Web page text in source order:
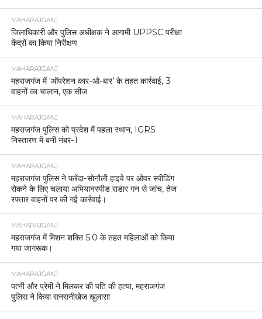
MAHARAJGANJ
जिलाधिकारी और पुलिस अधीक्षक ने आगामी UPPSC परीक्षा
केंद्रों का किया निरीक्षण
MAHARAJGANJ
महराजगंज में ‘ऑपरेशन कार-ओ-बार’ के तहत कार्रवाई, 3
वाहनों का चालान, एक सीज
MAHARAJGANJ
महराजगंज पुलिस को प्रदेश में पहला स्थान, IGRS
निस्तारण में बनी नंबर-1
MAHARAJGANJ
महराजगंज पुलिस ने फरेंदा-सोनौली हाइवे पर ओवर स्पीडिंग
रोकने के लिए चलाया अभियानस्पीड राडार गन से जांच, तेज
रफ्तार वाहनों पर की गई कार्रवाई।
MAHARAJGANJ
महराजगंज में मिशन शक्ति 5.0 के तहत महिलाओं को किया
गया जागरूक।
MAHARAJGANJ
पत्नी और प्रेमी ने मिलकर की पति की हत्या, महराजगंज
पुलिस ने किया सनसनीखेज खुलासा